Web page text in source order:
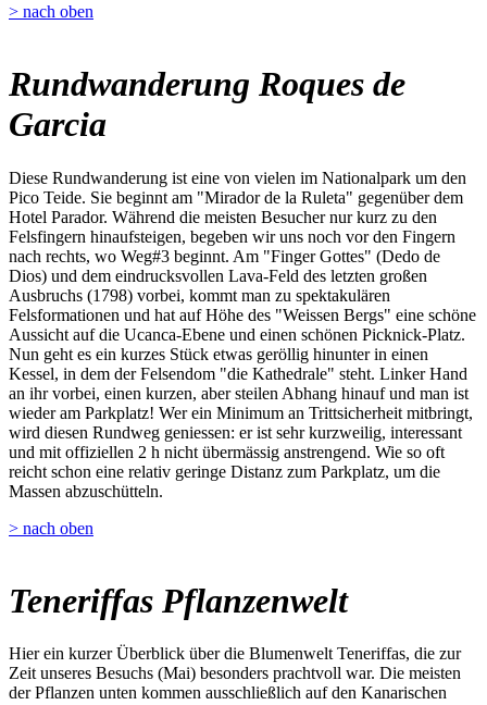
> nach oben
Rundwanderung Roques de
Garcia
Diese Rundwanderung ist eine von vielen im Nationalpark um den
Pico Teide. Sie beginnt am "Mirador de la Ruleta" gegenüber dem
Hotel Parador. Während die meisten Besucher nur kurz zu den
Felsfingern hinaufsteigen, begeben wir uns noch vor den Fingern
nach rechts, wo Weg#3 beginnt. Am "Finger Gottes" (Dedo de
Dios) und dem eindrucksvollen Lava-Feld des letzten großen
Ausbruchs (1798) vorbei, kommt man zu spektakulären
Felsformationen und hat auf Höhe des "Weissen Bergs" eine schöne
Aussicht auf die Ucanca-Ebene und einen schönen Picknick-Platz.
Nun geht es ein kurzes Stück etwas geröllig hinunter in einen
Kessel, in dem der Felsendom "die Kathedrale" steht. Linker Hand
an ihr vorbei, einen kurzen, aber steilen Abhang hinauf und man ist
wieder am Parkplatz! Wer ein Minimum an Trittsicherheit mitbringt,
wird diesen Rundweg geniessen: er ist sehr kurzweilig, interessant
und mit offiziellen 2 h nicht übermässig anstrengend. Wie so oft
reicht schon eine relativ geringe Distanz zum Parkplatz, um die
Massen abzuschütteln.
> nach oben
Teneriffas Pflanzenwelt
Hier ein kurzer Überblick über die Blumenwelt Teneriffas, die zur
Zeit unseres Besuchs (Mai) besonders prachtvoll war. Die meisten
der Pflanzen unten kommen ausschließlich auf den Kanarischen